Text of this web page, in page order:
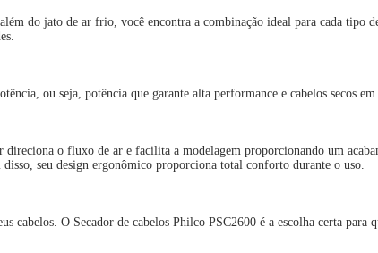
do jato de ar frio, você encontra a combinação ideal para cada
ou seja, potência que garante alta performance e cabelos secos
direciona o fluxo de ar e facilita a modelagem proporcionando um
seu design ergonômico proporciona total conforto durante o uso.
cabelos. O Secador de cabelos Philco PSC2600 é a escolha certa